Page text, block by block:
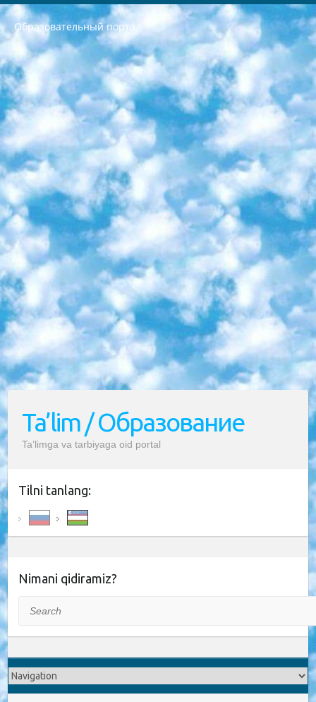
Образовательный портал
РЕСПУБЛИКА УЗБЕКИСТАН МИНИСТРЕРСТВО ДОШКОЛЬНОГО И ШКОЛЬНОГО ОБРАЗОВАНИЯ КОМАНДА в общеобразовательных учреждениях в 2023-2024 учебном году организация и проведение итоговой государственной аттестации обучающихся о Министра дошкольного и школьного образования Республики Узбекистан от 4 марта 2008 года (постановлением Минюста от 20 марта 2008 года № 1778 государственной регистрации) «Итоговое состояние учащихся общего среднего образования на основании положения об утверждении положения об аттестации общего среднего образования выпускной экзамен студентов в образовательных учреждениях в 2023-2024 учебном году В целях организации и прохождения аттестации приказываю: 1. Следующее: перечень предметов, по которым будет проводиться итоговая государственная аттестация и экзамен формы перевода согласно приложению 1; сертификаты международного образца, оценивающие уровень владения иностранными языками перечень согласно приложению 2; 2. Педагогический при специализированных образовательных учреждениях. научно-практический центр квалификации и международной оценки (Д.Давидова) 2024 г. До 25 марта: задания по предметам, по которым будет проводиться итоговая аттестация разработка и утверждение технических условий; итоговая аттестация на основании разработанного предметного задания разработка вопросов по предметам (устно и письменно), экзамен передача; общеобразовательные средние школы и специальные учебные заведения учащиеся выпускных классов школ и интернатов в агентской системе подготовка базы данных экзаменационных материалов и критериев оценки; перевод базы экзаменационных материалов на все языки обучения подать в Республиканский образовательный центр для изготовления; варианты экзаменов на основе разработанных контрольных материалов пусть будут поставлены задачи формирования. 3. Республиканский образовательный центр (Ш.Худайкулов) до 5 апреля 2024 года. до: база данных предоставленных экзаменационных материалов на все языки обучения перевод и экспертиза; для слепых, слабовидящих, глухих, слабослышащих и умственно отсталых детей учащиеся выпускных классов специализированных школ и школ-интернатов база данных экзаменационных материалов на всех преподаваемых языках подготовка критериев оценки; специализированные школы для умственно отсталых детей и технологии для учащихся выпускных классов школ-интернатов разработка соответствующих рекомендаций и критериев проведения ЕГЭ по естествознанию давать задания. 4. Педагогический при специализированных образовательных учреждениях. Научно-практический центр навыков и международной оценки (Д.Давидова), Республика образовательный центр (Худайкулов Ш.) итоговый государственный аттестационный экзамен ориентирован на творческое и логическое мышление при подготовке базы материалов учитывать введение заданий. 5. Следует отметить, что: сертификат государственного образца о знании общеобразовательного предмета и как минимум национальный уровень B1 по предметам на иностранных языках, указанным в Приложении 2. или международно признанный сертификат эквивалентного уровня студенты, изучающие определенный предмет, освобождаются от экзамена; по соответствующим предметам запланирована итоговая государственная аттестация за день до дня, путем жеребьевки Рабочей группой (в письменной форме по предметам, проводимым в форме) из числа сформированных вариантов выбрано 2 варианта; 2 выбранных варианта экзамена анонсированы на официальном сайте министерства и все выпускники по всей стране на основе этих вариантов проводит итоговую государственную аттестацию. 6. Государственное образование учащихся средних общеобразовательных учреждений. знания в соответствии с квалификационными требованиями, которые необходимо приобрести на основании стандартов итоговый (выпускной) контроль для 9 и 11 классов в целях тестирования Экзамены (далее – экзамены) состоят из предметов, перечисленных в приложении 1. будет сделано. 7. Экзамены пройдут с 26 мая по 15 июня 2024 г. (кроме науки физического воспитания). 8. Физическая для учащихся 9 классов общесредних образовательных учреждений. Экзамены по предмету «Образование, квалификация медицина» 1-6 мая 2024 года. сотрудники перевести под присмотр (с отклонениями в физическом или умственном развитии) специализированная школа для детей, школы-интернаты и со сколиозом школы-интернаты санаторного типа для больных детей исключены). 9. Он был слепым, слабовидящим и имел нарушения опорно-двигательного аппарата. экзамены в специализированных школах и интернатах для детей должны проводиться исходя из требований, предъявляемых к общеобразовательным учреждениям (физкультура кроме науки). 10. Специализированная школа для глухих и слабослышащих детей. и экзамены в интернатах и быть реализован в виде письменного теста по математике. 11. Специальность для умственно отсталых детей. Для 9 класса Родной язык и литературное письмо Государственный язык (язык обучения – узбекский). для неклассов) написано Математическое письмо Письменная/устная история Узбекистана Физическое воспитание практично Итоговый контроль Для 11 класса Написание родного языка и литературы (эссе) Математическое письмо Узбекский язык (обучение на узбекском языке) не посещающее общее среднее образование для учреждений)/Образовательное учреждение выбор письменный и устный Иностранный язык письменный/устный Письменная/устная история Узбекистана *По выбору студента:  Химия  Физика  Основы государственного права  География 10 бесплатных образовательных ресурсов - Мы составили подборку онлайн-проектов с интерактивными упражнениями, видеолекциями и статьями. Они помогут вам обрести новые и освежить старые знания бесплатно. 1. «ИНТУИТ» Старейшая образовательная площадка Рунета. Здесь вы найдёте сотни текстовых и видеокурсов на десятки различных тем — от программирования до психологии. Многие курсы подготовлены российскими университетами и крупными международными компаниями вроде Intel и Microsoft. Самостоятельное обучение бесплатное, но желающие могут оплатить услуги персональных наставников. 2. «Смартия» знакомит с актуальными профессиями и подсказывает, как им обучаться. Выбрав заинтересовавшую вас специальность — SMM-специалист, фотограф, веб-дизайнер или другую, — увидите список необходимых для неё умений. Чтобы вы могли освоить их самостоятельно, для каждого умения площадка отображает подборку ссылок на учебные материалы. Хотя «Смартия» ориентируется на русскоязычную аудиторию, часть контента всё же доступна только на английском. 3. «Лекторий Физтеха» Проект Московского физико-технического института (Физтеха). С его помощью вы можете смотреть онлайн серии лекций, записанные на видео в этом вузе. В числе доступных предметов — физика, биология, химия, информационные технологии и другие. К некоторым лекциям администрация ресурса прилагает готовые конспекты, которые можно скачивать в PDF-формате. 4. ITMOcourses Онлайн-площадка Санкт-Петербургского национального исследовательского университета информационных технологий, механики и оптики (ИТМО). Ресурс предоставляет свободный доступ к курсам, разработанным в этом вузе. Каталог материалов разбит на четыре категории: «Оптические системы и технологии», «Приборостроение и робототехника», «Информационные технологии» и «Биотехнологии». Курсы состоят из видеолекций, интерактивных демонстраций и заданий. 5. «КиберЛенинка» Электронная научная библиотека открытого доступа. Каталог площадки регулярно обрастает текстами статей из различных научных изданий. Сгруппированные по журналам и рубрикам публикации можно читать онлайн или скачивать целиком в PDF-формате. Проект нацелен на популяризацию науки за счёт открытого доступа к качественной информации. 6. «ПостНаука» На этом ресурсе публикуют подборки видеолекций, составленные экспертами из разных отраслей и объединённые общими темами. Среди них, к примеру, есть серии «Биоинформатика и геномика», «Культура средневековой Скандинавии» и Cinema Studies о теории кино. Каждая подборка лекций — логически связанная история, рассказанная экспертом от первого лица. Кроме того, на сайте появляются научно-образовательные статьи и тесты на разные темы. 7. «Newочём» Команда проекта «Newочём» отбирает самые интересные тексты из англоязычных СМИ и переводит те из них, за которые голосуют участники сообщества «ВКонтакте». По большей части это научно-популярные статьи. Редакторы придумывают лишь заголовки, в остальном содержание переводов соответствует оригиналам. Полные тексты можно читать прямо в социальной сети. 8. InternetUrok Онлайн-база материалов по основным дисциплинам школьной программы. Информация на сайте структурирована по классам, предметам и темам (урокам). Каждый урок состоит из видеолекций и конспектов. Есть также интерактивные тренажёры и тесты для закрепления пройденного материала. Даже если вы давно окончили школу, возможность повторить программу старших классов всегда может пригодиться. 9. Edutainme Ещё один ресурс об образовании. В отличие от Newtonew, как мне кажется, Edutainme больше ориентируется на представителей индустрии: педагогов, предпринимателей, разработчиков образовательных проектов. Но и любой, кто просто стремится к саморазвитию, найдёт на сайте много полезного и интересного для себя. Например, информацию о новых курсах и образовательных сервисах. 10. Newtonew Онлайн-медиа об образовании и обучении в широком смысле. Авторы Newtonew пишут об инструментах, заведениях, тактиках и стратегиях, которые помогают учить других и получать новые знания самостоятельно. На этой площадке вы найдёте новости, обзоры, аналитические мат
Ta’lim / Образование
Ta’limga va tarbiyaga oid portal
Tilni tanlang:
Nimani qidiramiz?